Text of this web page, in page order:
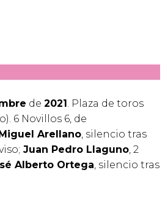
de 2021 . Plaza de toros
6 Novillos 6, de
Arellano , silencio tras
Juan Pedro Llaguno , 2
Alberto Ortega , silencio tras